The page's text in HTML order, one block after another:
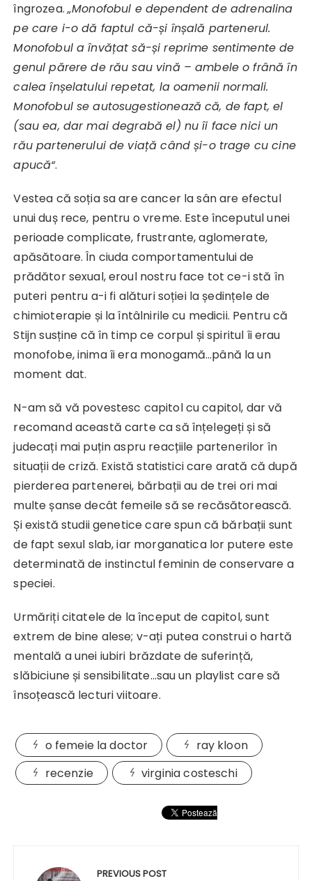
îngrozea.„Monofobul e dependent de adrenalina
pe care i-o dă faptul că-și înșală partenerul.
Monofobul a învățat să-și reprime sentimente de
genul părere de rău sau vină – ambele o frână în
calea înșelatului repetat, la oamenii normali.
Monofobul se autosugestionează că, de fapt, el
(sau ea, dar mai degrabă el) nu îi face nici un
rău partenerului de viață când și-o trage cu cine
apucă“.
Vestea că soția sa are cancer la sân are efectul
unui duș rece, pentru o vreme. Este începutul unei
perioade complicate, frustrante, aglomerate,
apăsătoare. În ciuda comportamentului de
prădător sexual, eroul nostru face tot ce-i stă în
puteri pentru a-i fi alături soției la ședințele de
chimioterapie și la întâlnirile cu medicii. Pentru că
Stijn susține că în timp ce corpul și spiritul îi erau
monofobe, inima îi era monogamă…până la un
moment dat.
N-am să vă povestesc capitol cu capitol, dar vă
recomand această carte ca să înțelegeți și să
judecați mai puțin aspru reacțiile partenerilor în
situații de criză. Există statistici care arată că după
pierderea partenerei, bărbații au de trei ori mai
multe șanse decât femeile să se recăsătorească.
Și există studii genetice care spun că bărbații sunt
de fapt sexul slab, iar morganatica lor putere este
determinată de instinctul feminin de conservare a
speciei.
Urmăriți citatele de la început de capitol, sunt
extrem de bine alese; v-ați putea construi o hartă
mentală a unei iubiri brăzdate de suferință,
slăbiciune și sensibilitate…sau un playlist care să
însoțească lecturi viitoare.
o femeie la doctor
ray kloon
recenzie
virginia costeschi
PREVIOUS POST